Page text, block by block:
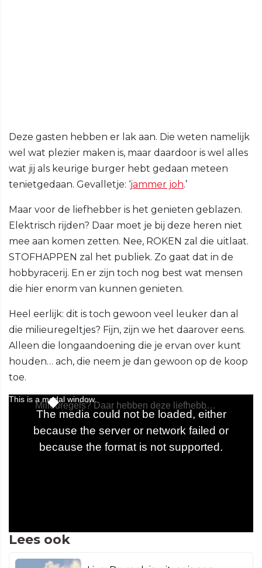
Deze gasten hebben er lak aan. Die weten namelijk
wel wat plezier maken is, maar daardoor is wel alles
wat jij als keurige burger hebt gedaan meteen
tenietgedaan. Gevalletje: ‘jammer joh.’
Maar voor de liefhebber is het genieten geblazen.
Elektrisch rijden? Daar moet je bij deze heren niet
mee aan komen zetten. Nee, ROKEN zal die uitlaat.
STOFHAPPEN zal het publiek. Zo gaat dat in de
hobbyracerij. En er zijn toch nog best wat mensen
die hier enorm van kunnen genieten.
Heel eerlijk: dit is toch gewoon veel leuker dan al
die milieuregeltjes? Fijn, zijn we het daarover eens.
Alleen die longaandoening die je ervan over kunt
houden… ach, die neem je dan gewoon op de koop
toe.
Lees ook